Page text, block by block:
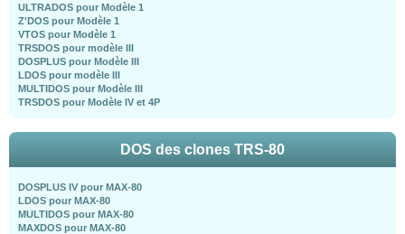
ULTRADOS pour Modèle 1
Z'DOS pour Modèle 1
VTOS pour Modèle 1
TRSDOS pour modèle III
DOSPLUS pour Modèle III
LDOS pour modèle III
MULTIDOS pour Modèle III
TRSDOS pour Modèle IV et 4P
DOS des clones TRS-80
DOSPLUS IV pour MAX-80
LDOS pour MAX-80
MULTIDOS pour MAX-80
MAXDOS pour MAX-80